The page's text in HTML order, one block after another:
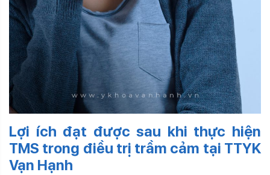
Lợi ích đạt được sau khi thực hiện
TMS trong điều trị trầm cảm tại TTYK
Vạn Hạnh